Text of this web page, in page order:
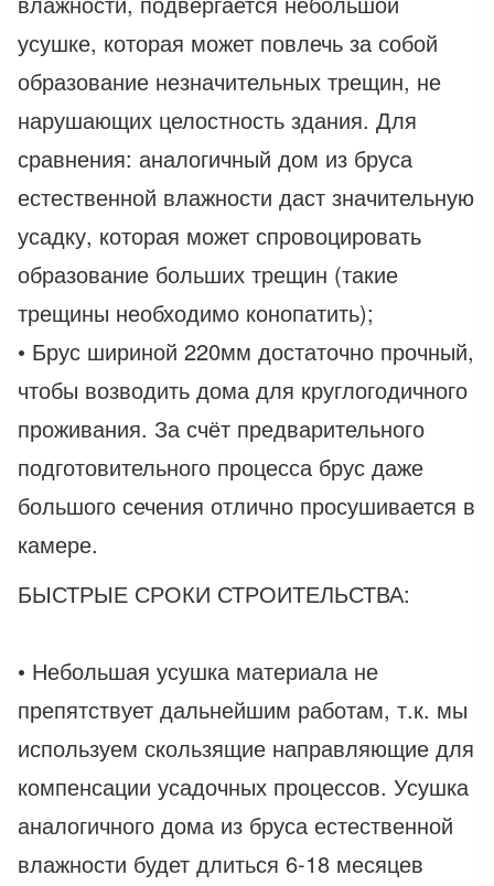
усушке, которая может повлечь за собой
образование незначительных трещин, не
нарушающих целостность здания. Для
сравнения: аналогичный дом из бруса
естественной влажности даст значительную
усадку, которая может спровоцировать
образование больших трещин (такие
трещины необходимо конопатить);
• Брус шириной 220мм достаточно прочный,
чтобы возводить дома для круглогодичного
проживания. За счёт предварительного
подготовительного процесса брус даже
большого сечения отлично просушивается в
камере.
БЫСТРЫЕ СРОКИ СТРОИТЕЛЬСТВА:
• Небольшая усушка материала не
препятствует дальнейшим работам, т.к. мы
используем скользящие направляющие для
компенсации усадочных процессов. Усушка
аналогичного дома из бруса естественной
влажности будет длиться 6-18 месяцев